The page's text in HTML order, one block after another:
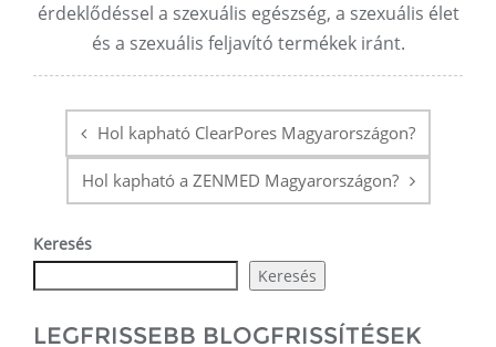
érdeklődéssel a szexuális egészség, a szexuális élet
és a szexuális feljavító termékek iránt.
navigáció
Hol kapható ClearPores Magyarországon?
Hol kapható a ZENMED Magyarországon?
Keresés
Keresés
LEGFRISSEBB BLOGFRISSÍTÉSEK